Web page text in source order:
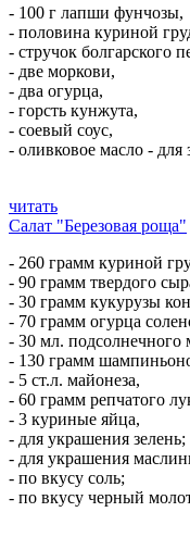
- 100 г лапши фунчозы,
- половина куриной
- стручок болгарского
- две моркови,
- два огурца,
- горсть кунжута,
- соевый соус,
- оливковое масло - для
читать
Салат "Березовая роща"
- 260 грамм куриной
- 90 грамм твердого
- 30 грамм кукурузы
- 70 грамм огурца
- 30 мл. подсолнечного
- 130 грамм
- 5 ст.л. майонеза,
- 60 грамм репчатого
- 3 куриные яйца,
- для украшения зелень;
- для украшения
- по вкусу соль;
- по вкусу черный